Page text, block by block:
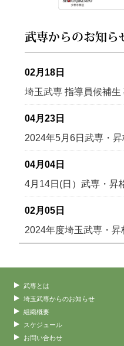
02月18日
埼玉武専 指導員候補生
04月23日
2024年5月6日武専・
04月04日
4月14日(日）武専・
02月05日
2024年度埼玉武専・昇
武専とは
埼玉武専からのお知らせ
組織概要
スケジュール
お問い合わせ